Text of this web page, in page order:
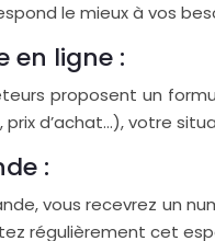
le mieux à vos
en ligne :
proposent un
d’achat…), votre
:
vous recevrez un
régulièrement cet